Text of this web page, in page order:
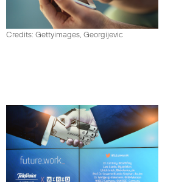
Credits: Gettyimages, Georgijevic